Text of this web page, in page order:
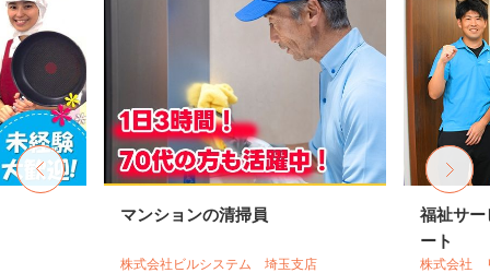
マンションの清掃員
株式会社ビルシステム 埼玉支店
福祉サー
ート
株式会社